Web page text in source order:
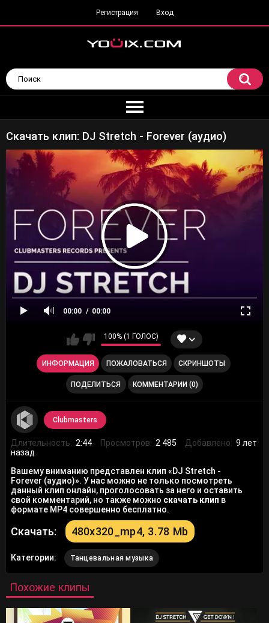
Регистрация Вход
Скачать клип: DJ Stretch - Forever (аудио)
00:00 00:00
100% (1 ГОЛОС)
ИНФОРМАЦИЯ ПОЖАЛОВАТЬСЯ СКРИНШОТЫ
ПОДЕЛИТЬСЯ КОММЕНТАРИИ (0)
Clubmasters
Длительность: 2:44 Просмотров: 2 485 Добавлено: 9 лет
назад
Вашему вниманию представлен клип «DJ Stretch -
Forever (аудио)». У нас можно не только посмотреть
данный клип онлайн, проголосовать за него и оставить
свой комментарий, но также можно скачать клип в
формате MP4 совершенно бесплатно.
Скачать: 480x320_mp4, 3.78 Mb
Категории: Танцевальная музыка
Похожие клипы